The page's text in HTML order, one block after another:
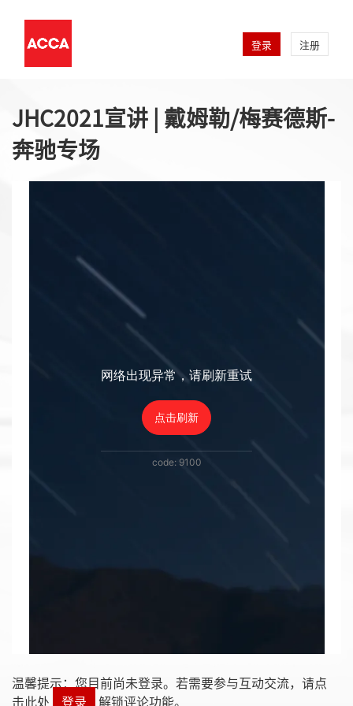
登录 注册
JHC2021宣讲 | 戴姆勒/梅赛德斯-
奔驰专场
温馨提示：您目前尚未登录。若需要参与互动交流，请点
击此处
登录 解锁评论功能。